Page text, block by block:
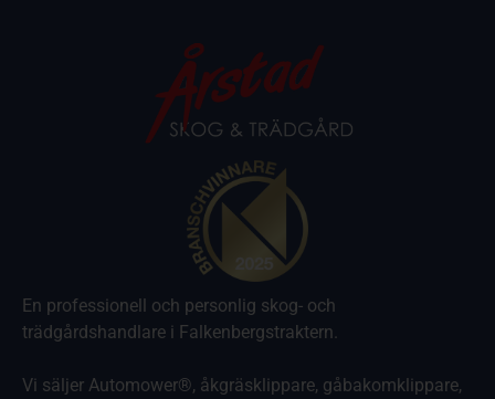
En professionell och personlig skog- och
trädgårdshandlare i Falkenbergstraktern.
Vi säljer Automower®, åkgräsklippare, gåbakomklippare,